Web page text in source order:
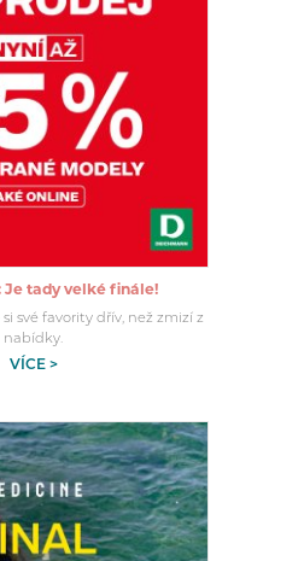
Je tady velké finále!
své favority dřív, než zmizí z
nabídky.
VÍCE >